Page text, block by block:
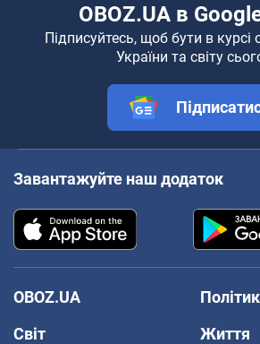
OBOZ.UA в
Підписуйтесь, щоб бути в курсі
України та світу
Завантажуйте наш додаток
OBOZ.UA
Світ
Життя